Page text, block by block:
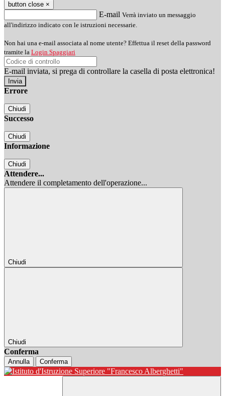
button close ×
E-mail Verrà inviato un messaggio
all'indirizzo indicato con le istruzioni necessarie.
Non hai una e-mail associata al nome utente? Effettua il reset della password
tramite la Login Spaggiari
E-mail inviata, si prega di controllare la casella di posta elettronica!
Errore
Chiudi
Successo
Chiudi
Informazione
Chiudi
Attendere...
Attendere il completamento dell'operazione...
Chiudi
Chiudi
Conferma
Annulla Conferma